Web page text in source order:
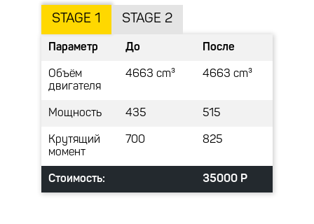
STAGE 1 STAGE 2
Параметр До После
Объём
двигателя
4663 cm³ 4663 cm³
Мощность 435 515
Крутящий
момент
700 825
Стоимость: 35000 Р